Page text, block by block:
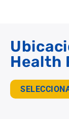
Health